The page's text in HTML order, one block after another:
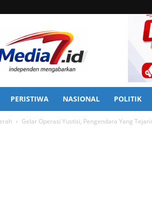
PERISTIWA NASIONAL POLITIK
Gelar Operasi Yustisi, Pengendara Yang